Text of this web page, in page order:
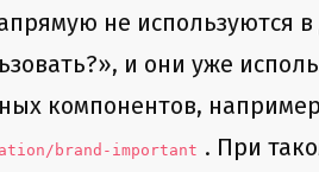
не используются
и они уже
компонентов,
brand-important . При